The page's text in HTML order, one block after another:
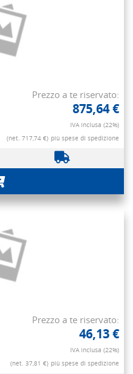
Prezzo a te riservato:
875,64 €
IVA inclusa (22%)
(net. 717,74 €) più spese di spedizione
Prezzo a te riservato:
46,13 €
IVA inclusa (22%)
(net. 37,81 €) più spese di spedizione